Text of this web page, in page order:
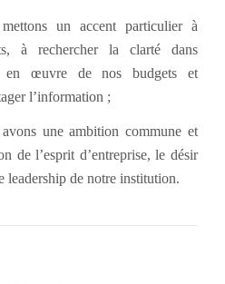
un accent particulier à
à rechercher la clarté dans
en œuvre de nos budgets et
l’information ;
une ambition commune et
de l’esprit d’entreprise, le désir
leadership de notre institution.